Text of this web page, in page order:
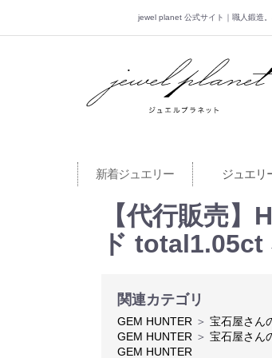
jewel planet 公式サイト｜職人鍛造
jewel planet
新着ジュエリー ジュエリ
【代行販売
ド
関連カテゴリ
GEM HUNTER ＞ 宝石屋さん
GEM HUNTER ＞ 宝石屋さん
GEM HUNTER